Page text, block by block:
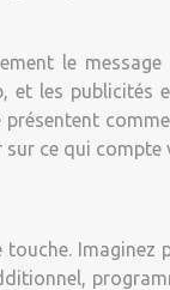
le
les publicités
ce qui
Imaginez